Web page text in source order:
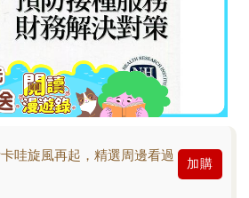
哇旋風再起，精選周邊看過
加購